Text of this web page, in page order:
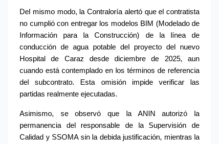
Del mismo modo, la Contraloría alertó que el contratista
no cumplió con entregar los modelos BIM (Modelado de
Información para la Construcción) de la línea de
conducción de agua potable del proyecto del nuevo
Hospital de Caraz desde diciembre de 2025, aun
cuando está contemplado en los términos de referencia
del subcontrato. Esta omisión impide verificar las
partidas realmente ejecutadas.
Asimismo, se observó que la ANIN autorizó la
permanencia del responsable de la Supervisión de
Calidad y SSOMA sin la debida justificación, mientras la